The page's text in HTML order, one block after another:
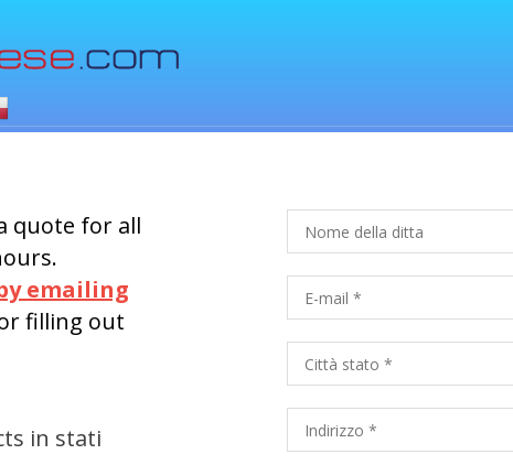
quote for all
emailing
filling out
in stati